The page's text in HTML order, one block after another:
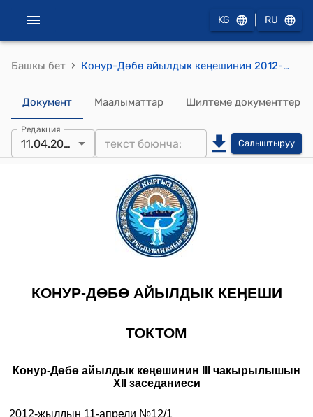
KG RU
Башкы бет › Конур-Дөбө айылдык кеңешинин 2012-жылдын 11-апрелиндеги №12/1 "2011-жылдын башында бекитилген айыл өкмөтүнүн социаллдык-экономикалык өнүгүү пландарынын 2011-жылга аткарылышы социалдык-экономикалык өнүгүү планын 2012-жылга бекитүү жана 2013-2014-жылга болжолдуу пландагы бекитүү жөнүндө" токтому
Документ Маалыматтар Шилтеме документтер
Редакция
11.04.2012 Салыштыруу